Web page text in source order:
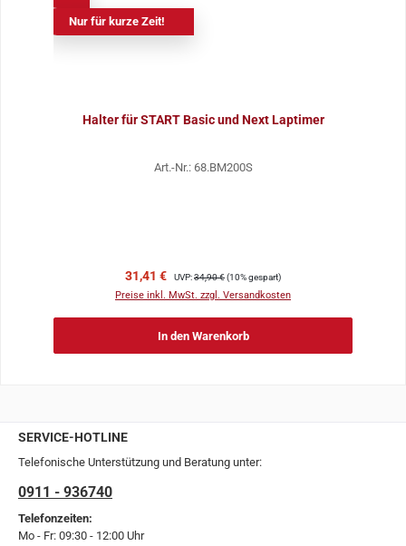
Nur für kurze Zeit!
Halter für START Basic und Next Laptimer
Art.-Nr.: 68.BM200S
Verkaufspreis:
31,41 € Regulärer Preis:
UVP:34,90 €(10% gespart)
Preise inkl. MwSt. zzgl. Versandkosten
In den Warenkorb
SERVICE-HOTLINE
Telefonische Unterstützung und Beratung unter:
0911 - 936740
Telefonzeiten:
Mo - Fr: 09:30 - 12:00 Uhr